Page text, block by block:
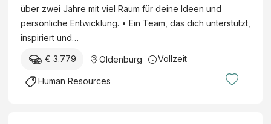
über zwei Jahre mit viel Raum für deine Ideen und
persönliche Entwicklung. • Ein Team, das dich unterstützt,
inspiriert und…
€ 3.779 Oldenburg Vollzeit
Human Resources